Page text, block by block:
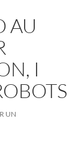
AU
I
UN